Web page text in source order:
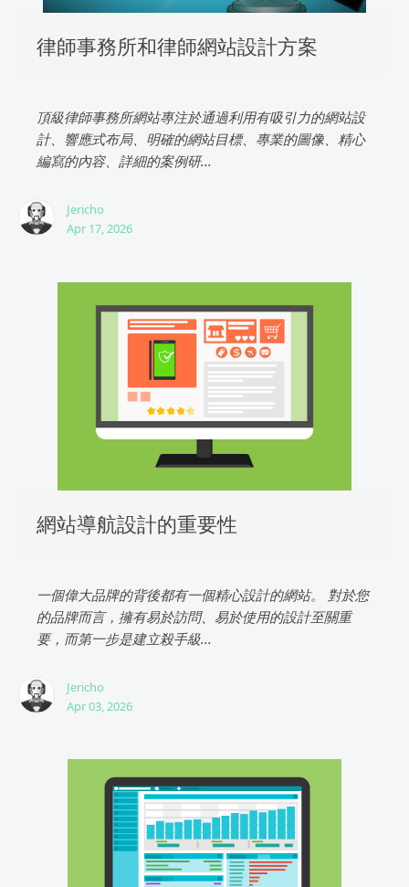
律師事務所和律師網站設計方案
頂級律師事務所網站專注於通過利用有吸引力的網站設
計、響應式布局、明確的網站目標、專業的圖像、精心
編寫的內容、詳細的案例研...
Jericho
Apr 17, 2026
網站導航設計的重要性
一個偉大品牌的背後都有一個精心設計的網站。 對於您
的品牌而言，擁有易於訪問、易於使用的設計至關重
要，而第一步是建立殺手級...
Jericho
Apr 03, 2026